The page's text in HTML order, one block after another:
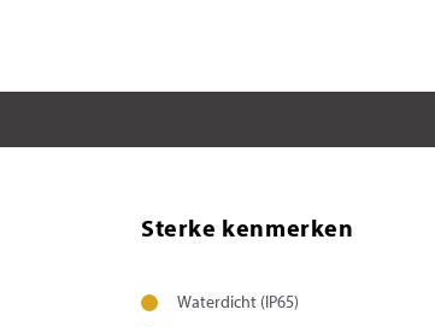
Sterke kenmerken
Waterdicht (IP65)